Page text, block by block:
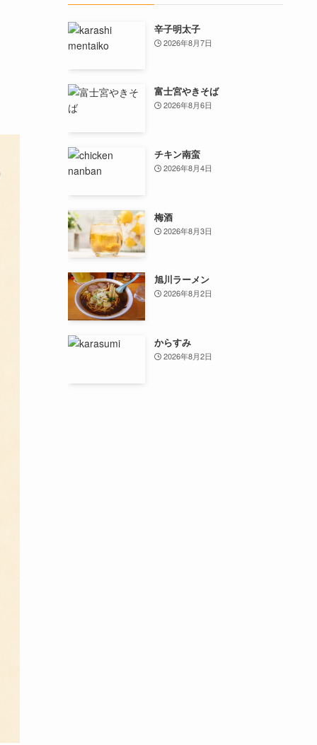
辛子明太子
2026年8月7日
富士宮やきそば
2026年8月6日
チキン南蛮
2026年8月4日
梅酒
2026年8月3日
旭川ラーメン
2026年8月2日
からすみ
2026年8月2日